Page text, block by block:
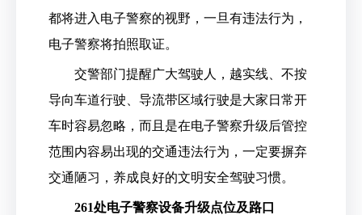
都将进入电子警察的视野，一旦有违法行为，
电子警察将拍照取证。
交警部门提醒广大驾驶人，越实线、不按
导向车道行驶、导流带区域行驶是大家日常开
车时容易忽略，而且是在电子警察升级后管控
范围内容易出现的交通违法行为，一定要摒弃
交通陋习，养成良好的文明安全驾驶习惯。
261处电子警察设备升级点位及路口